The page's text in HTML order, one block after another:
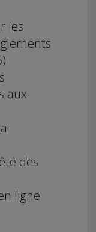
les
aux
des
ligne